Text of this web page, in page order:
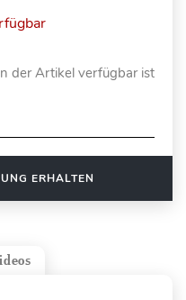
der Artikel verfügbar ist
ERHALTEN